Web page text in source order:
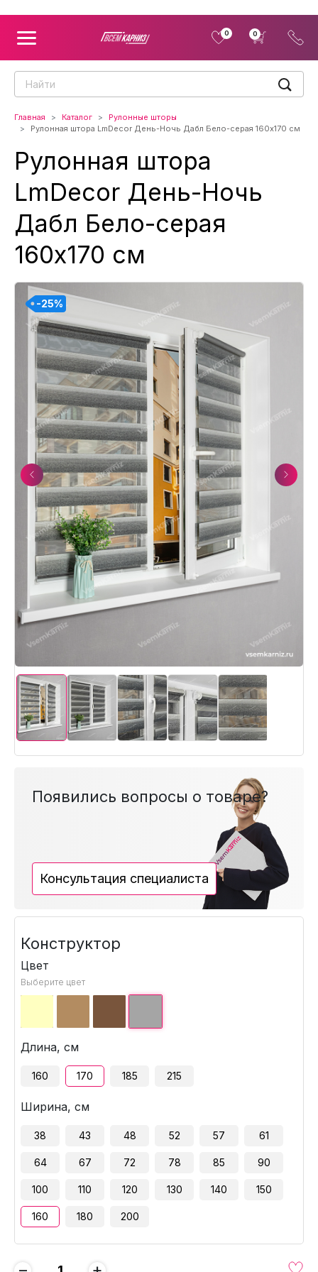
0 0
Главная Каталог
Рулонные шторы
Рулонная штора LmDecor День-Ночь Дабл Бело-серая 160x170 см
Рулонная штора
LmDecor День-Ночь
Дабл Бело-серая
160x170 см
Previous
-25%
-25%
-25%
-25%
-25%
-25%
-25%
-25%
-25%
-25%
-25%
-25%
-25%
-25%
-25%
-25%
-25%
Next
Появились вопросы о товаре?
Консультация специалиста
Конструктор
Цвет
Выберите цвет
Длина, см
160 170 185 215
Ширина, см
38 43 48 52 57 61
64 67 72 78 85 90
100 110 120 130 140 150
160 180 200